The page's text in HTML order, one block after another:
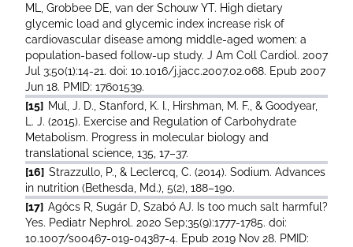
ML, Grobbee DE, van der Schouw YT. High dietary
glycemic load and glycemic index increase risk of
cardiovascular disease among middle-aged women: a
population-based follow-up study. J Am Coll Cardiol. 2007
Jul 3;50(1):14-21. doi: 10.1016/j.jacc.2007.02.068. Epub 2007
Jun 18. PMID: 17601539.
[15] Mul, J. D., Stanford, K. I., Hirshman, M. F., & Goodyear,
L. J. (2015). Exercise and Regulation of Carbohydrate
Metabolism. Progress in molecular biology and
translational science, 135, 17–37.
[16] Strazzullo, P., & Leclercq, C. (2014). Sodium. Advances
in nutrition (Bethesda, Md.), 5(2), 188–190.
[17] Agócs R, Sugár D, Szabó AJ. Is too much salt harmful?
Yes. Pediatr Nephrol. 2020 Sep;35(9):1777-1785. doi:
10.1007/s00467-019-04387-4. Epub 2019 Nov 28. PMID: